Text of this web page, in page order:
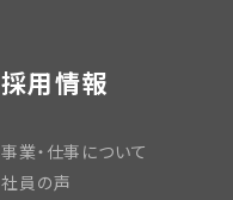
採用情報
事業・仕事について
社員の声